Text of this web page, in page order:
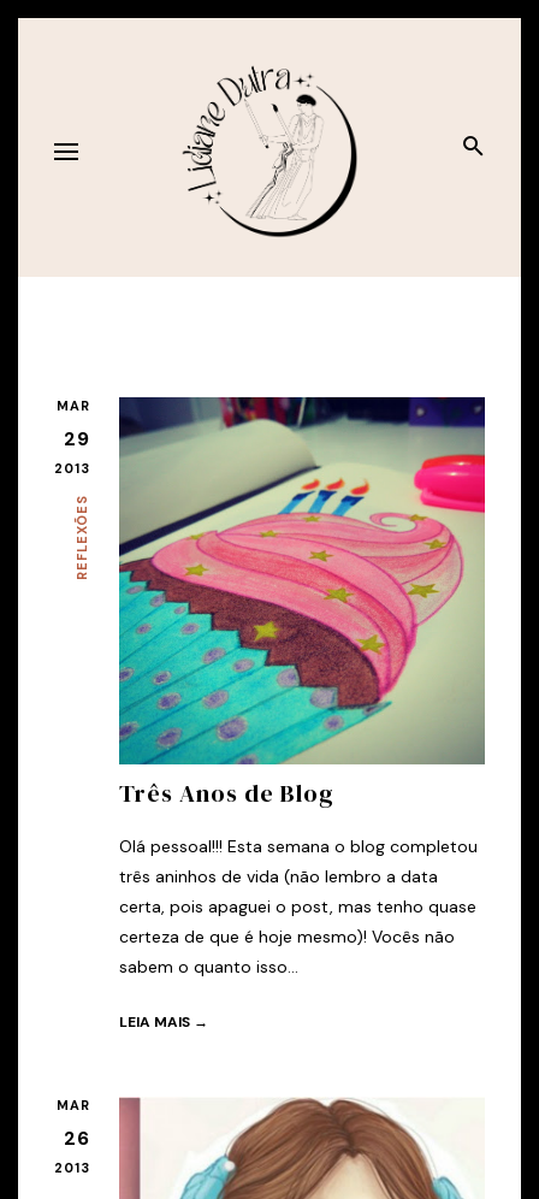
MAR
29
2013
REFLEXÕES
Três Anos de Blog
Olá pessoal!!! Esta semana o blog completou
três aninhos de vida (não lembro a data
certa, pois apaguei o post, mas tenho quase
certeza de que é hoje mesmo)! Vocês não
sabem o quanto isso...
LEIA MAIS →
MAR
26
2013